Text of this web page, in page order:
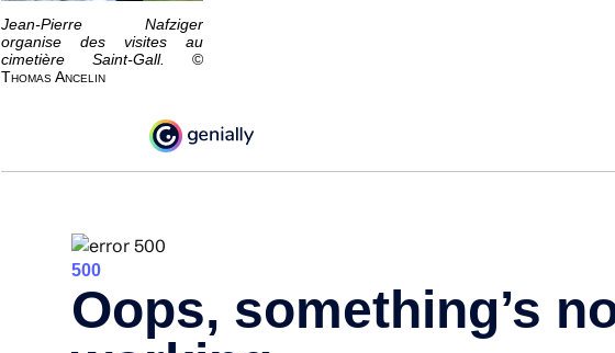
Jean-Pierre Nafziger
organise des visites au
cimetière Saint-Gall. ©
Thomas Ancelin